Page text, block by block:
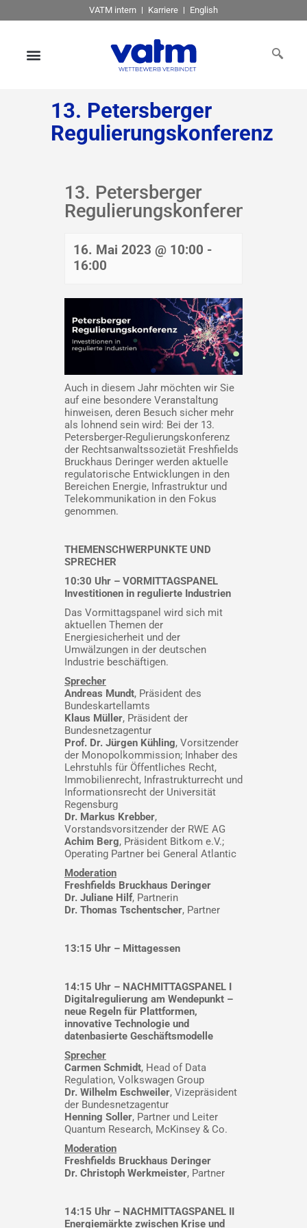
VATM intern Karriere English
13. Petersberger
Regulierungskonferenz
13. Petersberger
Regulierungskonferenz
16. Mai 2023 @ 10:00 -
16:00
Auch in diesem Jahr möchten wir Sie
auf eine besondere Veranstaltung
hinweisen, deren Besuch sicher mehr
als lohnend sein wird: Bei der 13.
Petersberger-Regulierungskonferenz
der Rechtsanwaltssozietät Freshfields
Bruckhaus Deringer werden aktuelle
regulatorische Entwicklungen in den
Bereichen Energie, Infrastruktur und
Telekommunikation in den Fokus
genommen.
THEMENSCHWERPUNKTE UND
SPRECHER
10:30 Uhr – VORMITTAGSPANEL
Investitionen in regulierte Industrien
Das Vormittagspanel wird sich mit
aktuellen Themen der
Energiesicherheit und der
Umwälzungen in der deutschen
Industrie beschäftigen.
Sprecher
Andreas Mundt, Präsident des
Bundeskartellamts
Klaus Müller, Präsident der
Bundesnetzagentur
Prof. Dr. Jürgen Kühling, Vorsitzender
der Monopolkommission; Inhaber des
Lehrstuhls für Öffentliches Recht,
Immobilienrecht, Infrastrukturrecht und
Informationsrecht der Universität
Regensburg
Dr. Markus Krebber,
Vorstandsvorsitzender der RWE AG
Achim Berg, Präsident Bitkom e.V.;
Operating Partner bei General Atlantic
Moderation
Freshfields Bruckhaus Deringer
Dr. Juliane Hilf, Partnerin
Dr. Thomas Tschentscher, Partner
13:15 Uhr – Mittagessen
14:15 Uhr – NACHMITTAGSPANEL I
Digitalregulierung am Wendepunkt –
neue Regeln für Plattformen,
innovative Technologie und
datenbasierte Geschäftsmodelle
Sprecher
Carmen Schmidt, Head of Data
Regulation, Volkswagen Group
Dr. Wilhelm Eschweiler, Vizepräsident
der Bundesnetzagentur
Henning Soller, Partner und Leiter
Quantum Research, McKinsey & Co.
Moderation
Freshfields Bruckhaus Deringer
Dr. Christoph Werkmeister, Partner
14:15 Uhr – NACHMITTAGSPANEL II
Energiemärkte zwischen Krise und